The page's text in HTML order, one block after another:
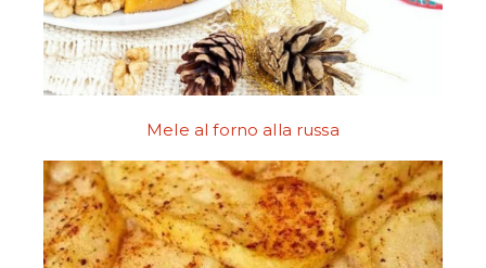
Mele al forno alla russa